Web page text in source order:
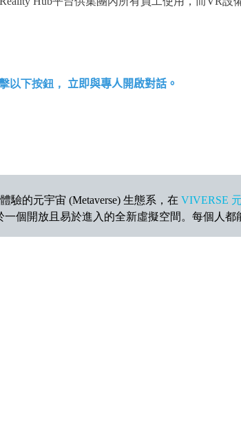
以下按鈕， 立即與專人開啟對話。
驗的元宇宙 (Metaverse) 生態系，在 VIVERSE
個開放且易於進入的全新虛擬空間。每個人都